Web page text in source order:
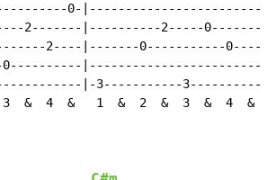
0-|------------------------
2-------|----------2-----0-------
2----|-------0-----------
0----------
|-3-----------
&  4  &   1  &  2  &  3  &  4  &